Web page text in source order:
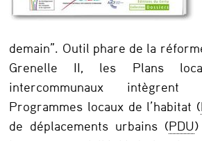
c
o
m
m
u
n
demain”. Outil phare de la
Grenelle II, les Plans
intercommunaux
Programmes locaux de l’habitat (
de déplacements urbains (PDU